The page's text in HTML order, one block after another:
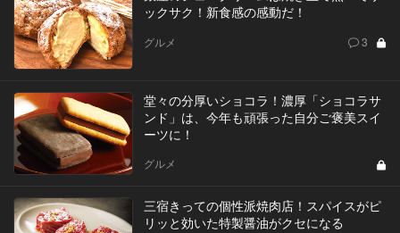
ックサク！新食感の感動だ！
グルメ 3
堂々の分厚いショコラ！濃厚「ショコラサ
ンド」は、今年も頑張った自分ご褒美スイ
ーツに！
グルメ
三宿きっての個性派焼肉店！スパイスがピ
リッと効いた特製醤油がクセになる